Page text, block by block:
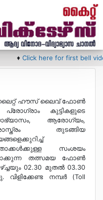
for first bell videos..
ഹൗസ് ലൈവ് ഫോണ്‍
കുട്ടികളുടെ
ആരോഗ്യം,
തുടങ്ങിയ
സംശയം
തത്സമയ ഫോണ്‍
02.30 മുതല്‍ 03.30
നമ്പര്‍ (Toll